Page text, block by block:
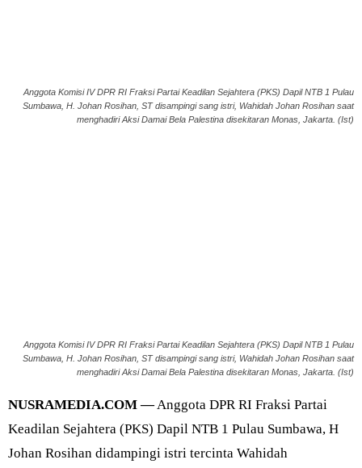
Anggota Komisi IV DPR RI Fraksi Partai Keadilan Sejahtera (PKS) Dapil NTB 1 Pulau
Sumbawa, H. Johan Rosihan, ST disampingi sang istri, Wahidah Johan Rosihan saat
menghadiri Aksi Damai Bela Palestina disekitaran Monas, Jakarta. (Ist)
Anggota Komisi IV DPR RI Fraksi Partai Keadilan Sejahtera (PKS) Dapil NTB 1 Pulau
Sumbawa, H. Johan Rosihan, ST disampingi sang istri, Wahidah Johan Rosihan saat
menghadiri Aksi Damai Bela Palestina disekitaran Monas, Jakarta. (Ist)
NUSRAMEDIA.COM —Anggota DPR RI Fraksi Partai
Keadilan Sejahtera (PKS) Dapil NTB 1 Pulau Sumbawa, H
Johan Rosihan didampingi istri tercinta Wahidah